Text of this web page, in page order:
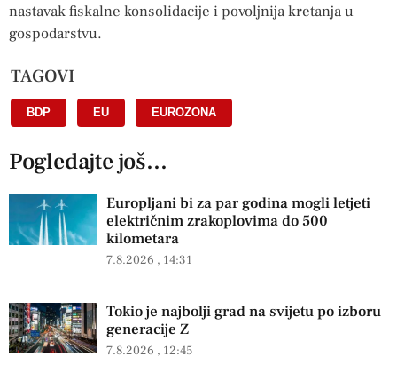
nastavak fiskalne konsolidacije i povoljnija kretanja u
gospodarstvu.
TAGOVI
BDP EU EUROZONA
Pogledajte još...
Europljani bi za par godina mogli letjeti
električnim zrakoplovima do 500
kilometara
7.8.2026 14:31
Tokio je najbolji grad na svijetu po izboru
generacije Z
7.8.2026 12:45